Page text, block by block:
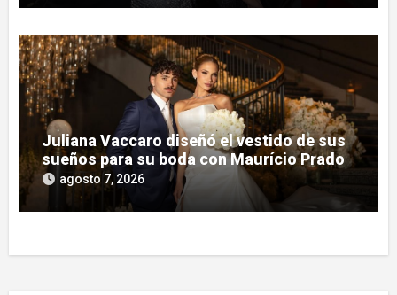
Juliana Vaccaro diseñó el vestido de sus
sueños para su boda con Maurício Prado
agosto 7, 2026